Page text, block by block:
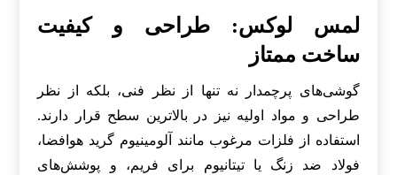
لمس لوکس: طراحی و کیفیت
ساخت ممتاز
گوشی‌های پرچمدار نه تنها از نظر فنی، بلکه از نظر
طراحی و مواد اولیه نیز در بالاترین سطح قرار دارند.
استفاده از فلزات مرغوب مانند آلومینیوم گرید هوافضا،
فولاد ضد زنگ یا تیتانیوم برای فریم، و پوشش‌های